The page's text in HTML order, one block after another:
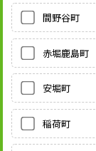
間野谷町
赤堀鹿島町
安堀町
稲荷町